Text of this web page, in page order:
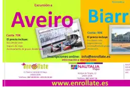
6 Ago 2026
Los días 7, 8 y 9 de
de 2026,
Tera volverá a
en punto de
con la Villa
Orpheus. Vivimos un momento en el
música en directo mueve
fenómenos de […]